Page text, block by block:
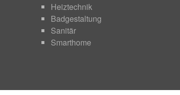
Heiztechnik
Badgestaltung
Sanitär
Smarthome